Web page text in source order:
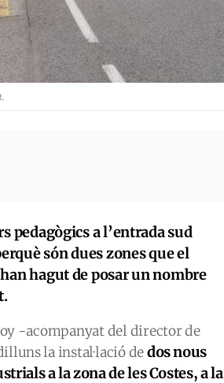
pedagògics a l’entrada sud
són dues zones que el
hagut de posar un nombre
-acompanyat del director de
la instal·lació dedos nous
a la zona de les Costes, a la